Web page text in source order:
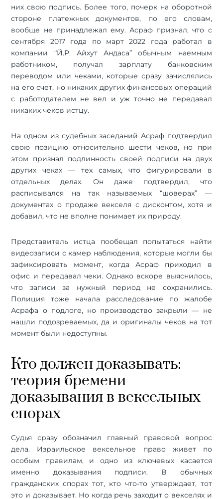
них свою подпись. Более того, почерк на оборотной
стороне платежных документов, по его словам,
вообще не принадлежал ему. Асраф признал, что с
сентября 2017 года по март 2022 года работал в
компании “Й.Р. Айхут Андаса” обычным наемным
работником, получал зарплату банковским
переводом или чеками, которые сразу зачислялись
на его счет, но никаких других финансовых операций
с работодателем не вел и уж точно не передавал
никаких чеков истцу.
На одном из судебных заседаний Асраф подтвердил
свою позицию относительно шести чеков, но при
этом признал подлинность своей подписи на двух
других чеках — тех самых, что фигурировали в
отдельных делах. Он даже подтвердил, что
расписывался на так называемых “шоверах” —
документах о продаже векселя с дисконтом, хотя и
добавил, что не вполне понимает их природу.
Представитель истца пообещал попытаться найти
видеозаписи с камер наблюдения, которые могли бы
зафиксировать момент, когда Асраф приходил в
офис и передавал чеки. Однако вскоре выяснилось,
что записи за нужный период не сохранились.
Полиция тоже начала расследование по жалобе
Асрафа о подлоге, но производство закрыли — не
нашли подозреваемых, да и оригиналы чеков на тот
момент были недоступны.
Кто должен доказывать:
теория бремени
доказывания в вексельных
спорах
Судья сразу обозначил главный правовой вопрос
дела. Израильское вексельное право живет по
особым правилам, и одно из ключевых касается
именно доказывания подписи. В обычных
гражданских спорах тот, кто что-то утверждает, тот
это и доказывает. Но когда речь заходит о векселях и